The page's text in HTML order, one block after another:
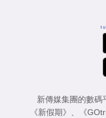
新傳媒集團的數碼
《新假期》 、 《